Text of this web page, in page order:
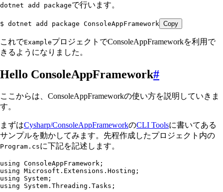
dotnet add packageで行います。
$ dotnet add package ConsoleAppFramework Copy
これでExampleプロジェクトでConsoleAppFrameworkを利用で
きるようになりました。
Hello ConsoleAppFramework#
ここからは、ConsoleAppFrameworkの使い方を説明していきま
す。
まずはCysharp/ConsoleAppFrameworkのCLI Toolsに書いてある
サンプルを動かしてみます。先程作成したプロジェクト内の
Program.csに下記を記述します。
using ConsoleAppFramework ;
using Microsoft . Extensions . Hosting ;
using System ;
using System . Threading . Tasks ;